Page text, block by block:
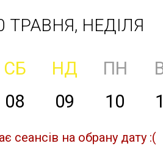
ТРАВНЯ, НЕДІЛЯ
СБ НД ПН
08 09 10
сеансів на обрану дату :(